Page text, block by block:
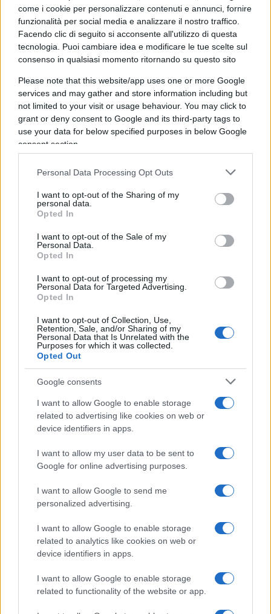
come i cookie per personalizzare contenuti e annunci, fornire
funzionalità per social media e analizzare il nostro traffico.
Facendo clic di seguito si acconsente all'utilizzo di questa
tecnologia. Puoi cambiare idea e modificare le tue scelte sul
consenso in qualsiasi momento ritornando su questo sito
Please note that this website/app uses one or more Google
services and may gather and store information including but
not limited to your visit or usage behaviour. You may click to
grant or deny consent to Google and its third-party tags to
use your data for below specified purposes in below Google
consent section.
Personal Data Processing Opt Outs
I want to opt-out of the Sharing of my
personal data.
Opted In
I want to opt-out of the Sale of my
Personal Data.
Opted In
I want to opt-out of processing my
Personal Data for Targeted Advertising.
Opted In
I want to opt-out of Collection, Use,
Retention, Sale, and/or Sharing of my
Personal Data that Is Unrelated with the
Purposes for which it was collected.
Opted Out
Google consents
I want to allow Google to enable storage
related to advertising like cookies on web or
device identifiers in apps.
I want to allow my user data to be sent to
Google for online advertising purposes.
I want to allow Google to send me
personalized advertising.
I want to allow Google to enable storage
related to analytics like cookies on web or
device identifiers in apps.
I want to allow Google to enable storage
related to functionality of the website or app.
Covid”ma “occorre monitorarlo ed affrontarlo
modulando le azioni. Oggi credo che la
popolazione abbia imparato a usare precauzioni
nelle situazioni a rischio. Però dobbiamo
proteggere i fragili e mantenere elevata
l’immunità. Noi monitoriamo giorno per giorno,
confrontandoci con i colleghi europei per
intercettare subito i segnali di allarme anche con
attività di sequenziamento dei patogeni”.
intervento allarmistico esortando i cittadini a
utilizzare le mascherine nelle situazioni a maggior
rischio (quali?), ciò a causa del fatto – a suo dire-
pensate un po’.
L’allarmismo di Locatelli
Ancora più drastico Locatelli che, nonostante
più che rassicurante dato fornito dai
rianimatori, i quali osservano la realtà della
malattia dalla trincea di un ospedale, sferra un
Repubblica, che in premessa al pezzo lo ha definito
“uno degli esperti più ascoltati dal governo”,
dose del vaccino. “Occorre stare attenti a non
sottovalutare questa fase – ha ammonito
l’oncoematologo del Bambin Gesù -: il virus può
continuare a far male. “Per questo motivo – ha
aggiunto perentoriamente Locatelli – oltre ai
fragili,occorre vaccinare anche chi ha dai 60
anni in su. Poiché da quell’età c’è un maggiore
rischio di sviluppare una malattia grave. Pertanto
questi pazienti dovrebbero essere coinvolti nella